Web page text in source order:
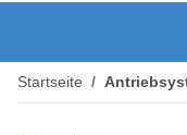
Startseite